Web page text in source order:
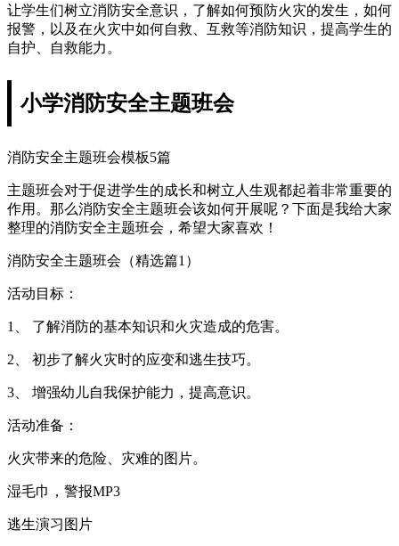
让学生们树立消防安全意识，了解如何预防火灾的发生，如何
报警，以及在火灾中如何自救、互救等消防知识，提高学生的
自护、自救能力。
小学消防安全主题班会
消防安全主题班会模板5篇
主题班会对于促进学生的成长和树立人生观都起着非常重要的
作用。那么消防安全主题班会该如何开展呢？下面是我给大家
整理的消防安全主题班会，希望大家喜欢！
消防安全主题班会（精选篇1）
活动目标：
1、 了解消防的基本知识和火灾造成的危害。
2、 初步了解火灾时的应变和逃生技巧。
3、 增强幼儿自我保护能力，提高意识。
活动准备：
火灾带来的危险、灾难的图片。
湿毛巾，警报MP3
逃生演习图片